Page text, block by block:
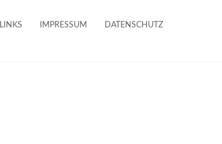
LINKS IMPRESSUM DATENSCHUTZ